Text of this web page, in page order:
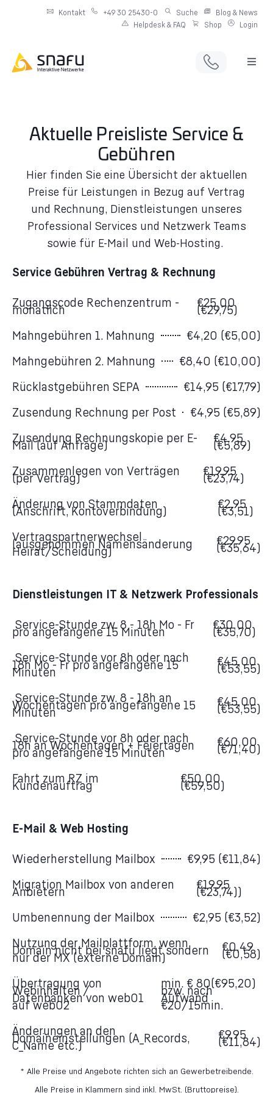
Kontakt +49 30 25430-0 Suche
Blog & News
Helpdesk & FAQ
Shop Login
Produkte & Angebote
Netzwerkdienste
Aktuelle Preisliste Service &
Gebühren
Hier finden Sie eine Übersicht der aktuellen
Preise für Leistungen in Bezug auf Vertrag
und Rechnung, Dienstleistungen unseres
Professional Services und Netzwerk Teams
sowie für E-Mail und Web-Hosting.
Service Gebühren Vertrag & Rechnung
Zugangscode Rechenzentrum -
monatlich
€25,00
(€29,75)
Mahngebühren 1. Mahnung
€4,20 (€5,00)
Mahngebühren 2. Mahnung
€8,40 (€10,00)
Rücklastgebühren SEPA
€14,95 (€17,79)
Zusendung Rechnung per Post
€4,95 (€5,89)
Zusendung Rechnungskopie per E-
Mail (auf Anfrage)
€4,95
(€5,89)
Zusammenlegen von Verträgen
(per Vertrag)
€19,95
(€23,74)
Änderung von Stammdaten
(Anschrift, Kontoverbindung)
€2,95
(€3,51)
Vertragspartnerwechsel
(ausgenommen Namensänderung
Heirat/Scheidung)
€29,95
(€35,64)
Dienstleistungen IT & Netzwerk Professionals
Service-Stunde zw. 8 - 18h Mo - Fr
pro angefangene 15 Minuten
€30,00
(€35,70)
Service-Stunde vor 8h oder nach
18h Mo - Fr pro angefangene 15
Minuten
€45,00
(€53,55)
Service-Stunde zw. 8 - 18h an
Wochentagen pro angefangene 15
Minuten
€45,00
(€53,55)
Service-Stunde vor 8h oder nach
18h an Wochentagen + Feiertagen
pro angefangene 15 Minuten
€60,00
(€71,40)
Fahrt zum RZ im
Kundenauftrag
€50,00
(€59,50)
E-Mail & Web Hosting
Wiederherstellung Mailbox
€9,95 (€11,84)
Migration Mailbox von anderen
Anbietern
€19,95
(€23,74))
Umbenennung der Mailbox
€2,95 (€3,52)
Nutzung der Mailplattform, wenn
Domain nicht bei snafu liegt sondern
nur der MX (externe Domain)
€0,49
(€0,58)
Übertragung von
Webinhalten /
Datenbanken von web01
auf web02
min. € 80(€95,20)
bzw. nach
Aufwand
€20/15min.
Änderungen an den
Domaineinstellungen (A_Records,
C_Name etc.)
€9,95
(€11,84)
* Alle Preise und Angebote richten sich an Gewerbetreibende.
Alle Preise in Klammern sind inkl. MwSt. (Bruttopreise).